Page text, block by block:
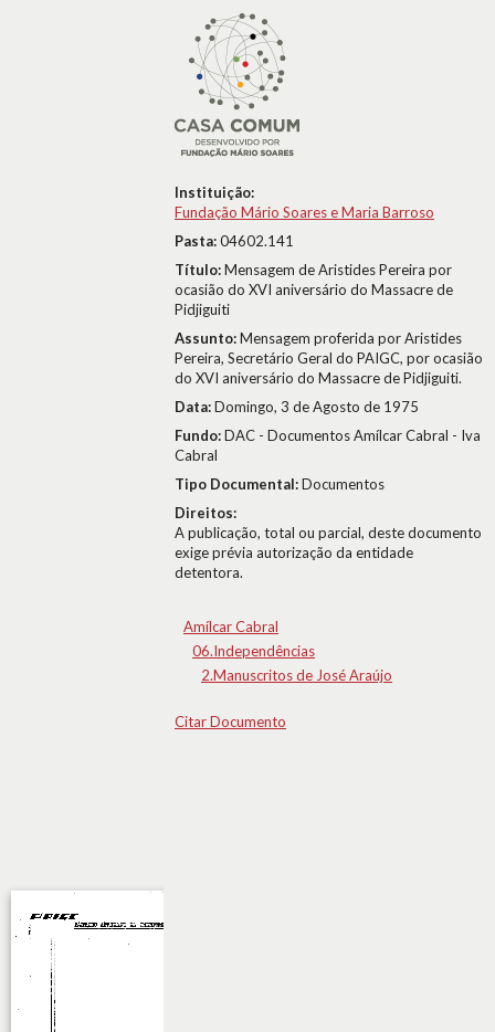
Instituição:
Fundação Mário Soares e Maria Barroso
Pasta:04602.141
Título:Mensagem de Aristides Pereira por
ocasião do XVI aniversário do Massacre de
Pidjiguiti
Assunto:Mensagem proferida por Aristides
Pereira, Secretário Geral do PAIGC, por ocasião
do XVI aniversário do Massacre de Pidjiguiti.
Data:Domingo, 3 de Agosto de 1975
Fundo:DAC - Documentos Amílcar Cabral - Iva
Cabral
Tipo Documental:Documentos
Direitos:
A publicação, total ou parcial, deste documento
exige prévia autorização da entidade
detentora.
Amílcar Cabral
06.Independências
2.Manuscritos de José Araújo
Citar Documento